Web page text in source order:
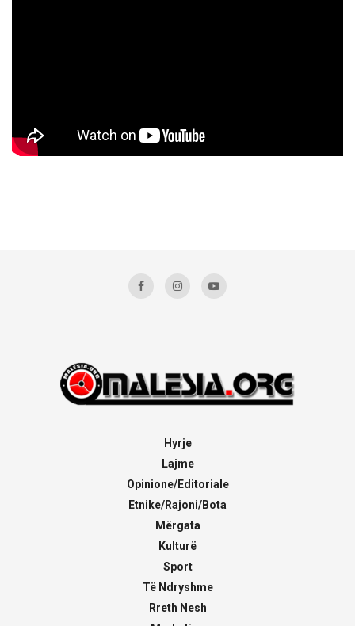
Hyrje
Lajme
Opinione/Editoriale
Etnike/Rajoni/Bota
Mërgata
Kulturë
Sport
Të Ndryshme
Rreth Nesh